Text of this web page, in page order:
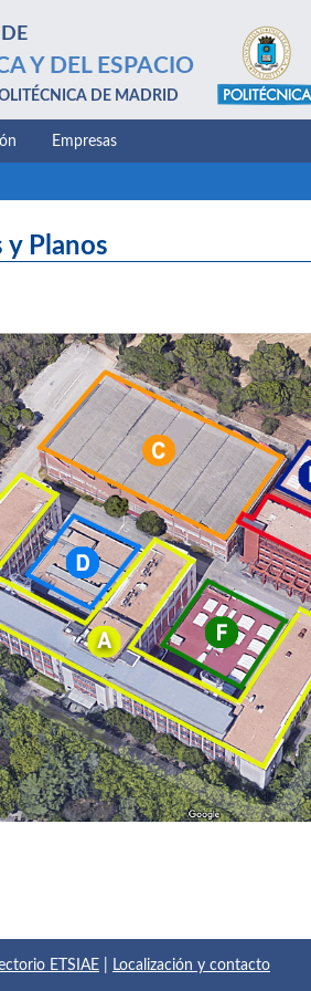
Y DEL ESPACIO
DE MADRID
Empresas
y Planos
ETSIAE Localización y contacto